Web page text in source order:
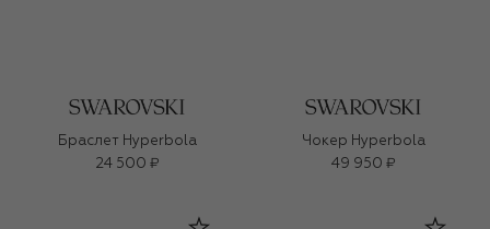
Браслет Hyperbola
24 500 ₽
Чокер Hyperbola
49 950 ₽